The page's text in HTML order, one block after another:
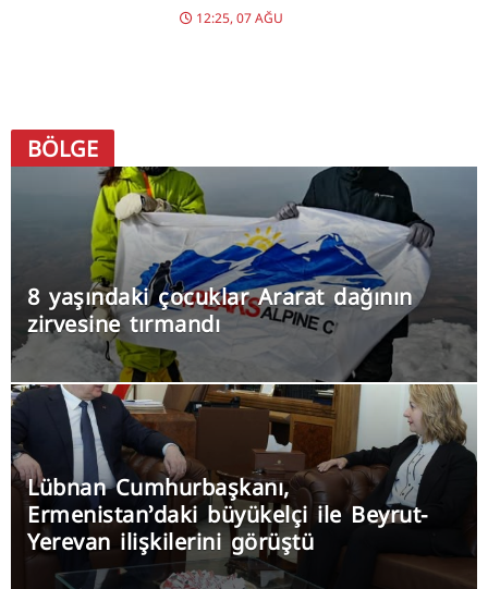
12:25, 07 AĞU
BÖLGE
8 yaşındaki çocuklar Ararat dağının
zirvesine tırmandı
Lübnan Cumhurbaşkanı,
Ermenistan’daki büyükelçi ile Beyrut-
Yerevan ilişkilerini görüştü